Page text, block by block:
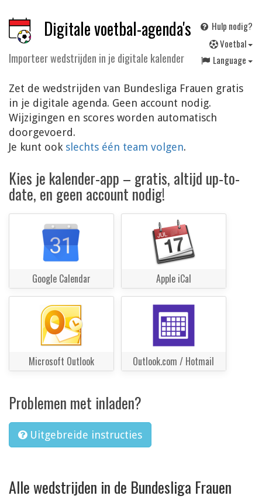
Digitale voetbal-agenda's
Importeer wedstrijden in je digitale kalender
Hulp nodig?
Voetbal
Language
Zet de wedstrijden van Bundesliga Frauen gratis
in je digitale agenda. Geen account nodig.
Wijzigingen en scores worden automatisch
doorgevoerd.
Je kunt ook slechts één team volgen.
Kies je kalender-app – gratis, altijd up-to-
date, en geen account nodig!
Google Calendar Apple iCal
Microsoft Outlook Outlook.com / Hotmail
Problemen met inladen?
Uitgebreide instructies
Alle wedstrijden in de Bundesliga Frauen